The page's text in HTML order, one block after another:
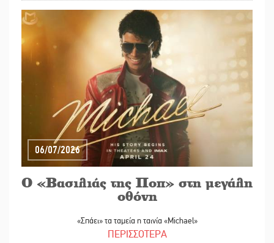
06/07/2026
Ο «Βασιλιάς της Ποπ» στη μεγάλη
οθόνη
«Σπάει» τα ταμεία η ταινία «Michael»
ΠΕΡΙΣΣΟΤΕΡΑ